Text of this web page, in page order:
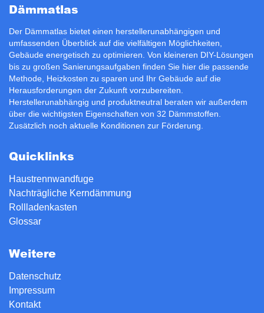
Dämmatlas
Der Dämmatlas bietet einen herstellerunabhängigen und
umfassenden Überblick auf die vielfältigen Möglichkeiten,
Gebäude energetisch zu optimieren. Von kleineren DIY-Lösungen
bis zu großen Sanierungsaufgaben finden Sie hier die passende
Methode, Heizkosten zu sparen und Ihr Gebäude auf die
Herausforderungen der Zukunft vorzubereiten.
Herstellerunabhängig und produktneutral beraten wir außerdem
über die wichtigsten Eigenschaften von 32 Dämmstoffen.
Zusätzlich noch aktuelle Konditionen zur Förderung
Quicklinks
Haustrennwandfuge
Nachträgliche Kerndämmung
Rollladenkasten
Glossar
Weitere
Datenschutz
Impressum
Kontakt